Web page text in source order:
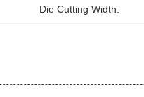
Die Cutting Width: